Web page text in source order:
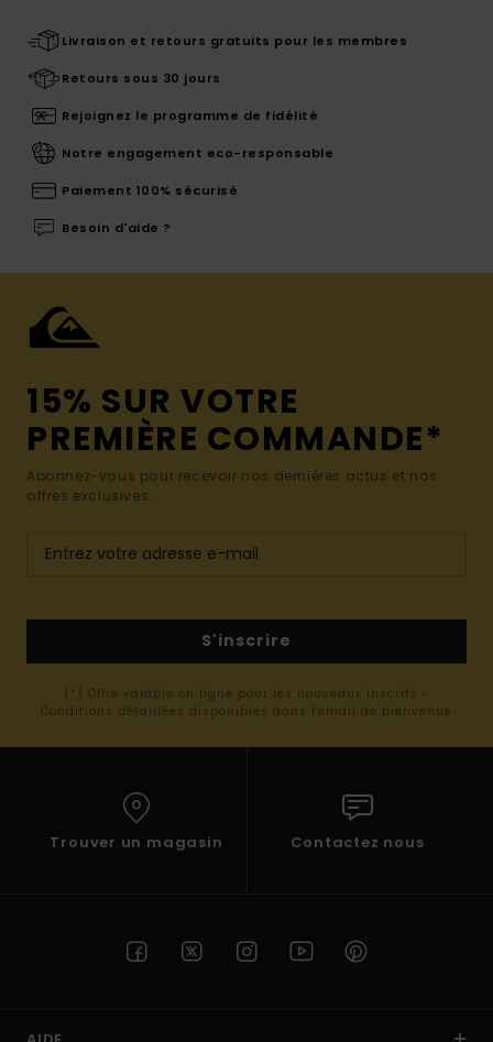
Livraison et retours gratuits pour les membres
Retours sous 30 jours
Rejoignez le programme de fidélité
Notre engagement eco-responsable
Paiement 100% sécurisé
Besoin d'aide ?
15% SUR VOTRE
PREMIÈRE COMMANDE*
Abonnez-vous pour recevoir nos dernières actus et nos
offres exclusives.
S'inscrire
(*) Offre valable en ligne pour les nouveaux inscrits -
Conditions détaillées disponibles dans l'email de bienvenue
Trouver un magasin Contactez nous